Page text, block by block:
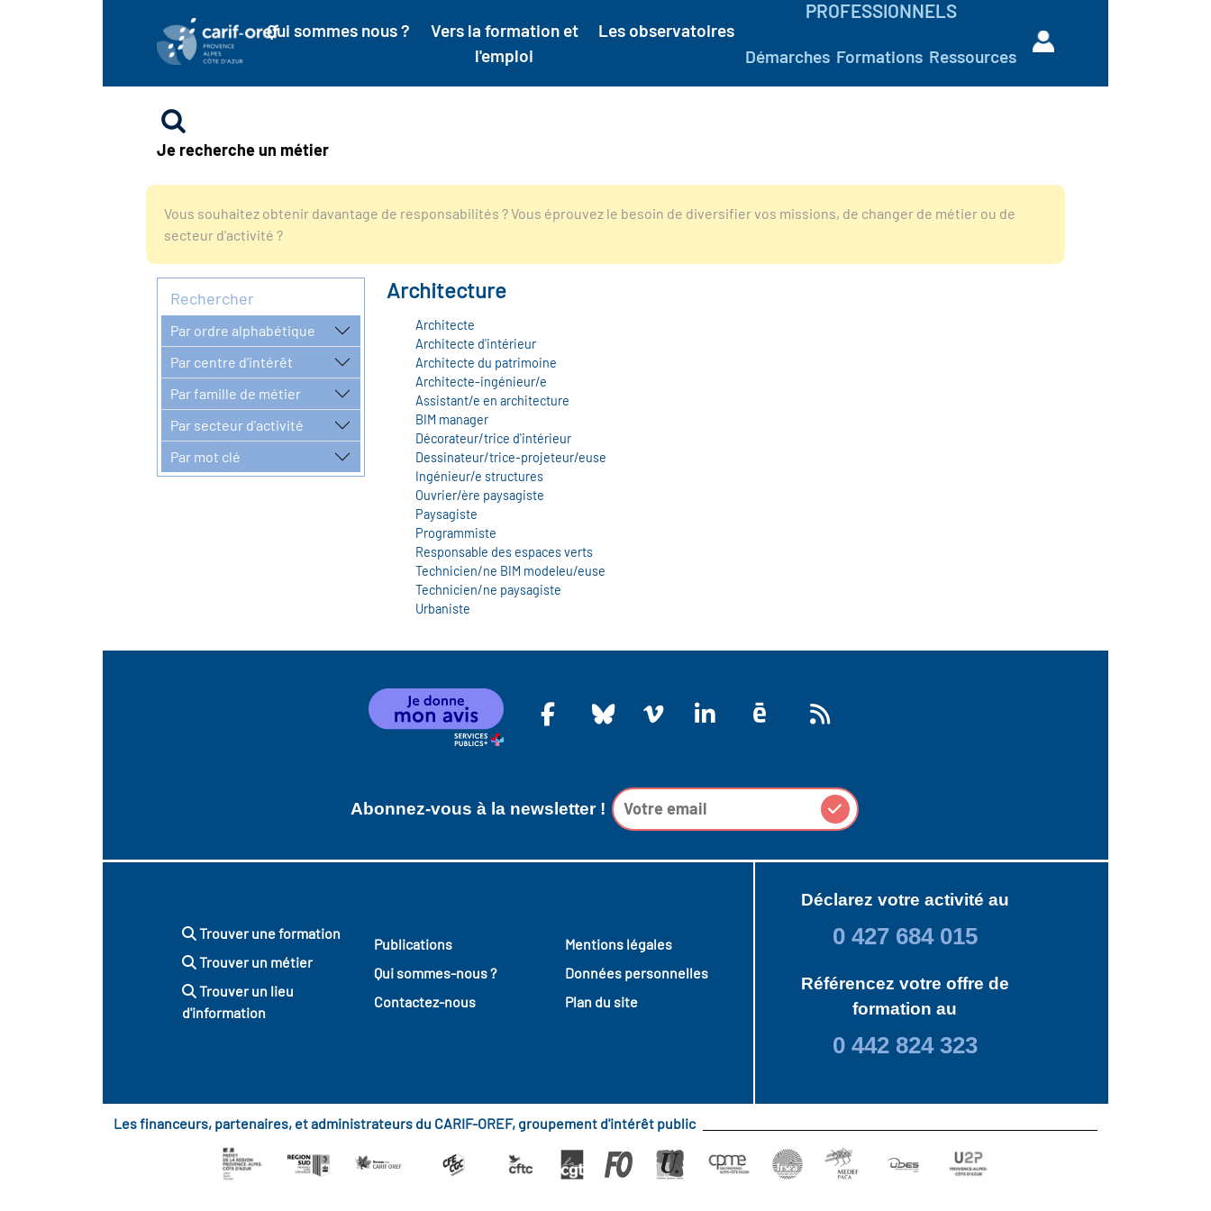
Qui sommes nous ?
Vers la formation et
l'emploi
Les observatoires
PROFESSIONNELS
Démarches Formations Ressources
Je recherche un métier
Vous souhaitez obtenir davantage de responsabilités ? Vous éprouvez le besoin de diversifier vos missions, de changer de métier ou de
secteur d'activité ?
Rechercher
Par ordre alphabétique
Par centre d'intérêt
Par famille de métier
Par secteur d'activité
Par mot clé
Architecture
Architecte
Architecte d'intérieur
Architecte du patrimoine
Architecte-ingénieur/e
Assistant/e en architecture
BIM manager
Décorateur/trice d'intérieur
Dessinateur/trice-projeteur/euse
Ingénieur/e structures
Ouvrier/ère paysagiste
Paysagiste
Programmiste
Responsable des espaces verts
Technicien/ne BIM modeleu/euse
Technicien/ne paysagiste
Urbaniste
Abonnez-vous à la newsletter !
Trouver une formation
Trouver un métier
Trouver un lieu
d'information
Publications
Qui sommes-nous ?
Contactez-nous
Mentions légales
Données personnelles
Plan du site
Déclarez votre activité au
0 427 684 015
Référencez votre offre de
formation au
0 442 824 323
Les financeurs, partenaires, et administrateurs du CARIF-OREF, groupement d'intérêt public